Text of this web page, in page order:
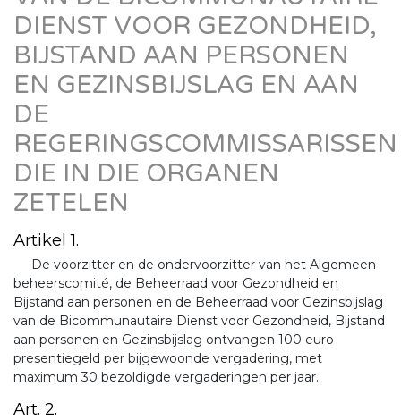
DIENST VOOR GEZONDHEID,
BIJSTAND AAN PERSONEN
EN GEZINSBIJSLAG EN AAN
DE
REGERINGSCOMMISSARISSEN
DIE IN DIE ORGANEN
ZETELEN
Artikel 1.
De voorzitter en de ondervoorzitter van het Algemeen
beheerscomité, de Beheerraad voor Gezondheid en
Bijstand aan personen en de Beheerraad voor Gezinsbijslag
van de Bicommunautaire Dienst voor Gezondheid, Bijstand
aan personen en Gezinsbijslag ontvangen 100 euro
presentiegeld per bijgewoonde vergadering, met
maximum 30 bezoldigde vergaderingen per jaar.
Art. 2.